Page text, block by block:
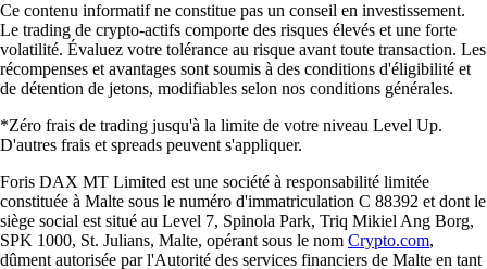
Ce contenu informatif ne constitue pas un conseil en investissement.
Le trading de crypto-actifs comporte des risques élevés et une forte
volatilité. Évaluez votre tolérance au risque avant toute transaction. Les
récompenses et avantages sont soumis à des conditions d'éligibilité et
de détention de jetons, modifiables selon nos conditions générales.
*Zéro frais de trading jusqu'à la limite de votre niveau Level Up.
D'autres frais et spreads peuvent s'appliquer.
Foris DAX MT Limited est une société à responsabilité limitée
constituée à Malte sous le numéro d'immatriculation C 88392 et dont le
siège social est situé au Level 7, Spinola Park, Triq Mikiel Ang Borg,
SPK 1000, St. Julians, Malte, opérant sous le nom Crypto.com,
dûment autorisée par l'Autorité des services financiers de Malte en tant